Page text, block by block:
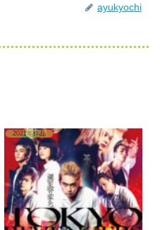
ayukyochi
2021年作品